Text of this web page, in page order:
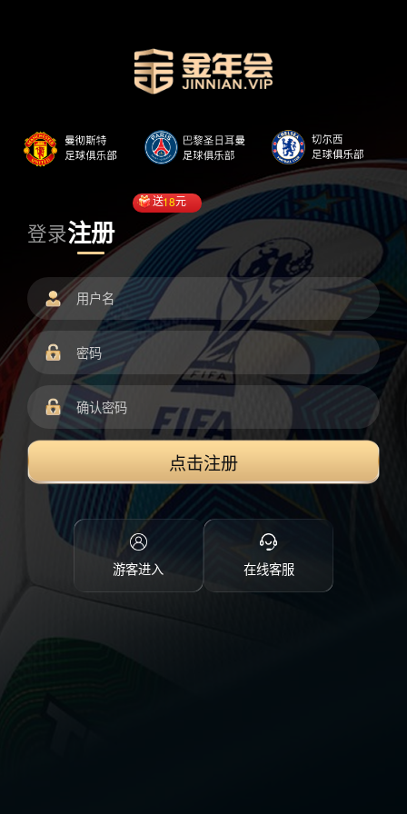
登录注册
送18元
点击注册
游客进入 在线客服